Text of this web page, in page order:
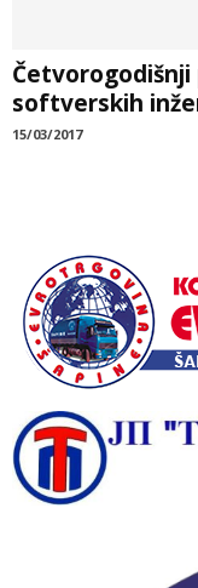
Četvorogodišnji
softverskih
15/03/2017